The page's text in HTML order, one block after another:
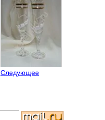
Следующее